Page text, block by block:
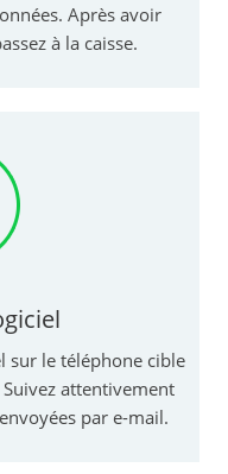
Après avoir
à la caisse.
sur le téléphone cible
attentivement
par e-mail.